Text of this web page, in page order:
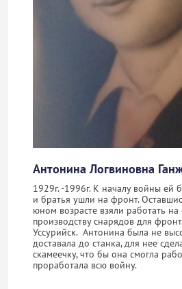
Антонина Логвиновна
1929г. -1996г. К началу войны ей
и братья ушли на фронт.
юном возрасте взяли работать
производству снарядов для
Уссурийск. Антонина была не
доставала до станка, для нее
скамеечку, что бы она смогла
проработала всю войну.